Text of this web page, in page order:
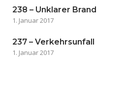
238 – Unklarer Brand
1. Januar 2017
237 – Verkehrsunfall
1. Januar 2017